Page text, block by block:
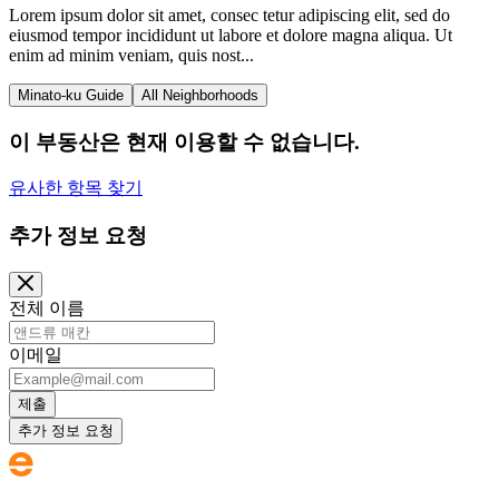
Lorem ipsum dolor sit amet, consec tetur adipiscing elit, sed do
eiusmod tempor incididunt ut labore et dolore magna aliqua. Ut
enim ad minim veniam, quis nost...
Minato-ku Guide All Neighborhoods
이 부동산은 현재 이용할 수 없습니다.
유사한 항목 찾기
추가 정보 요청
전체 이름
이메일
제출
추가 정보 요청